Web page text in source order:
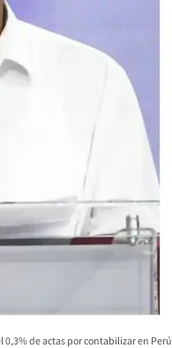
de actas por contabilizar en Perú